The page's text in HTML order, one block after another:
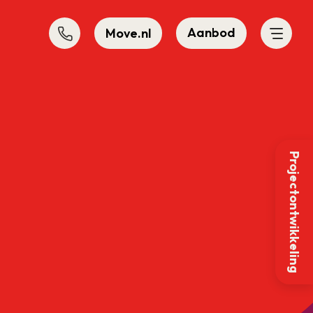
Move.nl Aanbod
Projectontwikkeling